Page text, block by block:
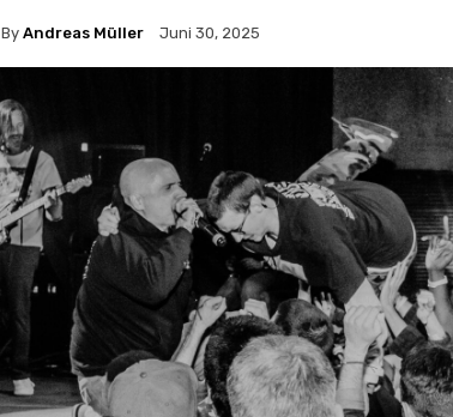
By Andreas Müller Juni 30, 2025